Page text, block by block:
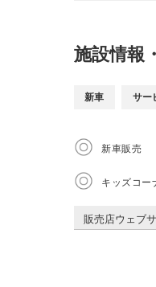
施設情報
新車 サー
新車販売
キッズコー
販売店ウェブ